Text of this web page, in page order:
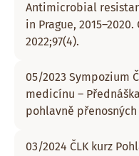
Antimicrobial
in Prague,
2022;97(4).
05/2023 Sympozium
medicínu –
pohlavně
03/2024 ČLK kurz